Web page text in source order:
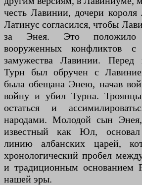
честь Лавинии, дочери короля
Латинус согласился, чтобы
за Энея. Это положило
вооруженных конфликтов с
замужества Лавинии. Перед
Турн был обручен с
была обещана Энею, начав
войну и убил Турна.
остаться и
народами. Молодой сын
известный как Юл,
линию албанских царей,
хронологический пробел
и традиционным основанием
нашей эры.